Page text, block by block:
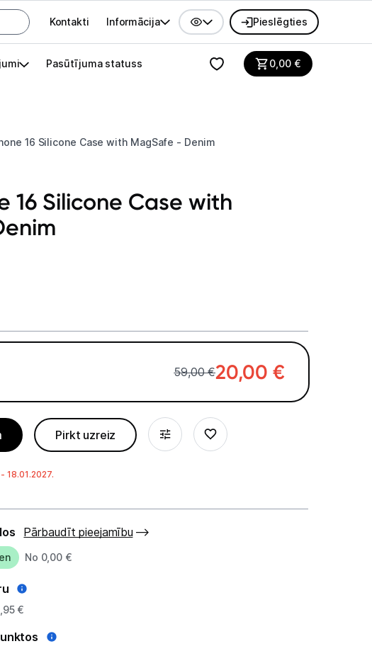
Galvenes izvēlne
Kontakti Informācija Pieslēgties
Pasūtījuma statuss 0,00€
16 Silicone Case with MagSafe - Denim
16 Silicone Case with
59,00 €20,00 €
Pirkt uzreiz
18.01.2027.
Pārbaudīt pieejamību
No 0,00 €
€